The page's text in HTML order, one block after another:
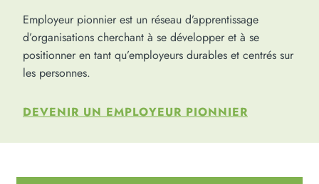
Employeur pionnier est un réseau d’apprentissage
d’organisations cherchant à se développer et à se
positionner en tant qu’employeurs durables et centrés sur
les personnes.
DEVENIR UN EMPLOYEUR PIONNIER